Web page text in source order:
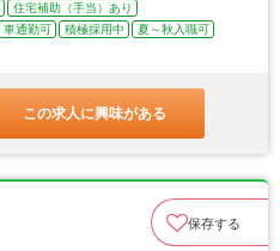
住宅補助（手当）あり
車通勤可 積極採用中
夏～秋入職可
この求人に興味がある
保存する